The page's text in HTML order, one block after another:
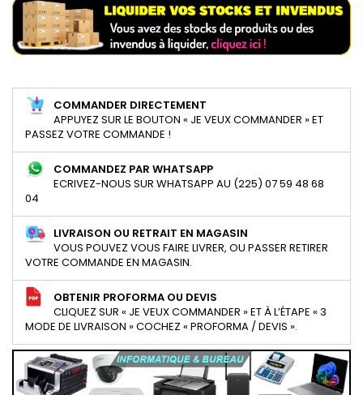
COMMANDER DIRECTEMENT
APPUYEZ SUR LE BOUTON « JE VEUX COMMANDER » ET
PASSEZ VOTRE COMMANDE !
COMMANDEZ PAR WHATSAPP
ECRIVEZ-NOUS SUR WHATSAPP AU (225) 07 59 48 68
04
LIVRAISON OU RETRAIT EN MAGASIN
VOUS POUVEZ VOUS FAIRE LIVRER, OU PASSER RETIRER
VOTRE COMMANDE EN MAGASIN.
OBTENIR PROFORMA OU DEVIS
CLIQUEZ SUR « JE VEUX COMMANDER » ET À L’ÉTAPE « 3
MODE DE LIVRAISON » COCHEZ « PROFORMA / DEVIS ».